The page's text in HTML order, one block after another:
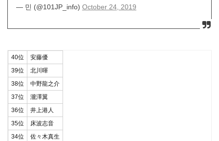
— 민 (@101JP_info) October 24, 2019
40位
安藤優
39位
北川暉
38位
中野龍之介
37位
瀧澤翼
36位
井上港人
35位
床波志音
34位
佐々木真生